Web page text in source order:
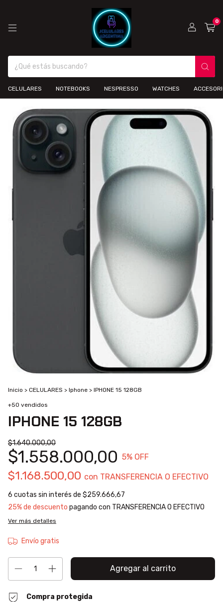
0
CELULARES NOTEBOOKS NESPRESSO WATCHES
Inicio > CELULARES > Iphone > IPHONE 15 128GB
+50 vendidos
IPHONE 15 128GB
$1.640.000,00
$1.558.000,00 5% OFF
$1.168.500,00 con TRANSFERENCIA O EFECTIVO
6 cuotas sin interés de $259.666,67
25% de descuento pagando con TRANSFERENCIA O EFECTIVO
Ver más detalles
Envío gratis
Compra protegida